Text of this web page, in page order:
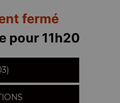
fermé
pour 11h20